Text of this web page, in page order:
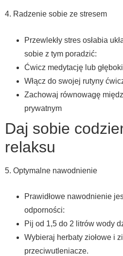
4. Radzenie sobie ze stresem
Przewlekły stres osłabia
sobie z tym poradzić:
Ćwicz medytację lub
Włącz do swojej rutyny
Zachowaj równowagę
prywatnym
Daj sobie
relaksu
5. Optymalne nawodnienie
Prawidłowe nawodnienie
odporności:
Pij od 1,5 do 2 litrów wody
Wybieraj herbaty ziołowe i
przeciwutleniacze.